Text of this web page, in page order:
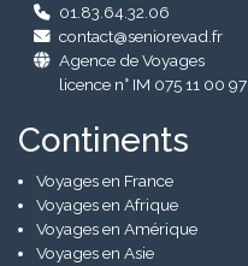
01.83.64.32.06
contact@seniorevad.fr
Agence de Voyages
licence n° IM 075 11 00 97
Continents
Voyages en France
Voyages en Afrique
Voyages en Amérique
Voyages en Asie